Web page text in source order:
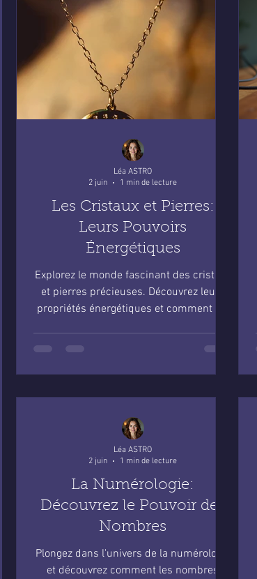
Les Cristaux et Pierres:
Leurs Pouvoirs
Énergétiques
Explorez le monde fascinant des cristaux
et pierres précieuses. Découvrez leurs
propriétés énergétiques et comment les
Léa ASTRO
2 juin
1 min de lecture
La Numérologie:
Découvrez le Pouvoir des
Nombres
Plongez dans l'univers de la numérologie
et découvrez comment les nombres
Léa ASTRO
2 juin
1 min de lecture